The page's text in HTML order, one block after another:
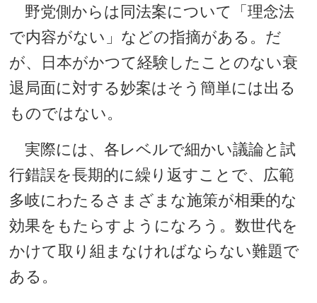
野党側からは同法案について「理念法
で内容がない」などの指摘がある。だ
が、日本がかつて経験したことのない衰
退局面に対する妙案はそう簡単には出る
ものではない。
実際には、各レベルで細かい議論と試
行錯誤を長期的に繰り返すことで、広範
多岐にわたるさまざまな施策が相乗的な
効果をもたらすようになろう。数世代を
かけて取り組まなければならない難題で
ある。